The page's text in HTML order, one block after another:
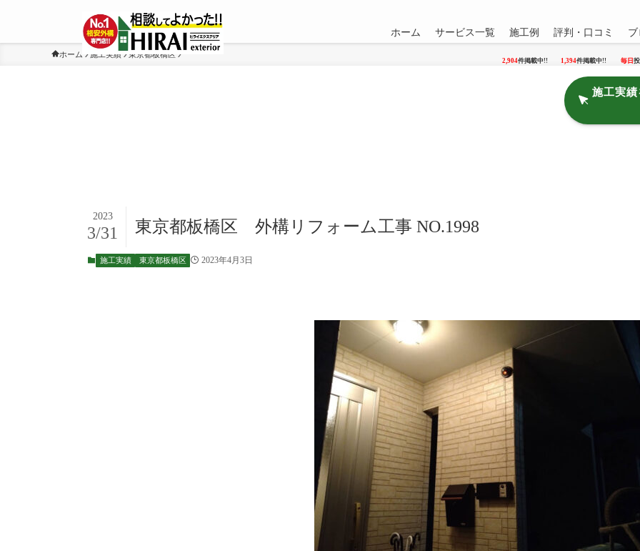
ホーム サービス一覧 施工例
2,904件掲載中!!
評判・口コミ
1,394件掲載中!!
ブ
毎日
ホーム 施工実績 東京都板橋区
施工実
東京都板橋区 外構リフォーム工事 NO.1998
2023
3/31
施工実績 東京都板橋区 2023年4月3日